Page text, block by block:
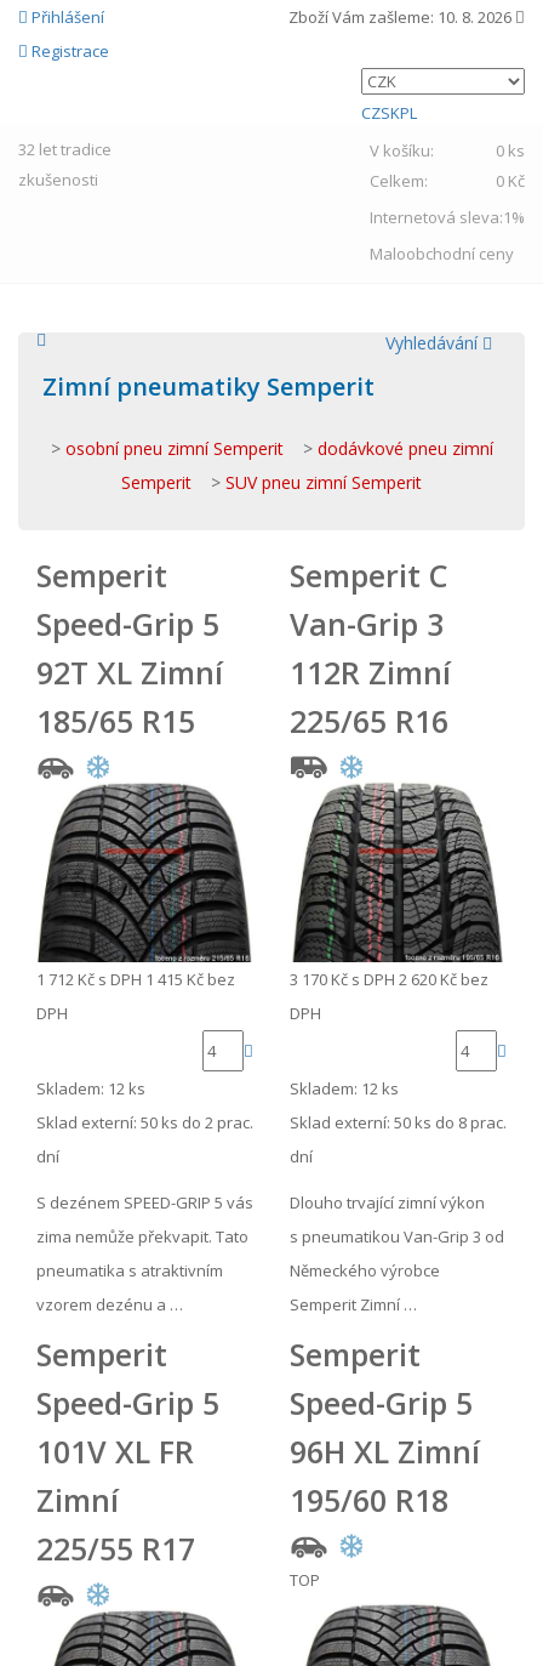
Přihlášení
Registrace
Zboží Vám zašleme: 10. 8. 2026
CZSKPL
32 lettradice
zkušenosti
V košíku:
0 ks
Celkem:
0 Kč
Internetová sleva:1%
Maloobchodní ceny
Vyhledávání
Zimní pneumatiky Semperit
> osobní pneu zimní Semperit> dodávkové pneu zimní
Semperit > SUV pneu zimní Semperit
Semperit
Speed-Grip 5
92T XL Zimní
185/65 R15
1 712 Kč s DPH 1 415 Kč bez
DPH
Skladem: 12 ks
Sklad externí: 50 ks do 2 prac.
dní
S dezénem SPEED-GRIP 5 vás
zima nemůže překvapit. Tato
pneumatika s atraktivním
vzorem dezénu a …
Semperit C
Van-Grip 3
112R Zimní
225/65 R16
3 170 Kč s DPH 2 620 Kč bez
DPH
Skladem: 12 ks
Sklad externí: 50 ks do 8 prac.
dní
Dlouho trvající zimní výkon
s pneumatikou Van-Grip 3 od
Německého výrobce
Semperit Zimní …
Semperit
Speed-Grip 5
101V XL FR
Zimní
225/55 R17
Semperit
Speed-Grip 5
96H XL Zimní
195/60 R18
TOP